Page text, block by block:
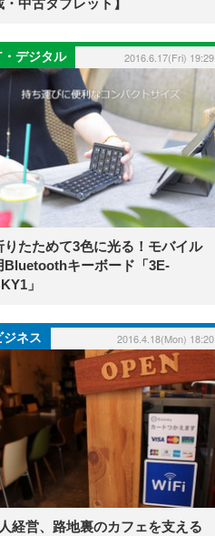
・中古タブレット】
・デジタル 2016.6.17(Fri) 19:29
りたためて3色に光る！モバイル
Bluetoothキーボード「3E-
」
ジネス 2016.4.18(Mon) 18:20
経営、路地裏のカフェを支える